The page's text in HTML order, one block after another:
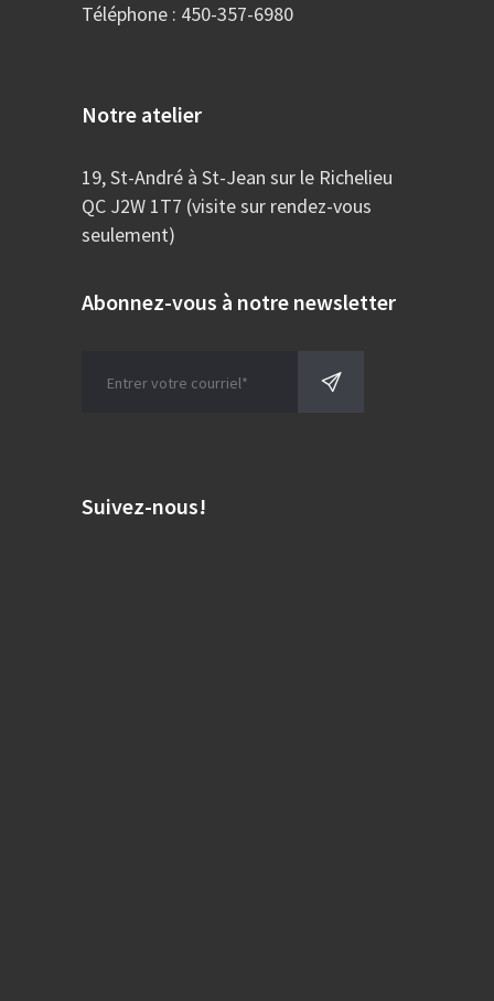
Téléphone : 450-357-6980
Notre atelier
19, St-André à St-Jean sur le Richelieu
QC J2W 1T7 (visite sur rendez-vous
seulement)
Abonnez-vous à notre newsletter
Suivez-nous!